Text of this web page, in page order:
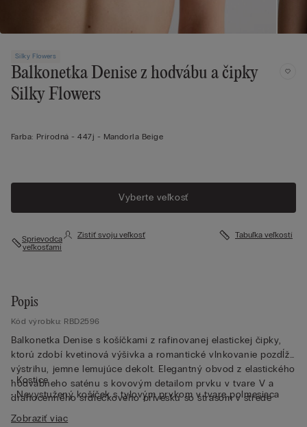
Silky Flowers
Balkonetka Denise z hodvábu a čipky
Silky Flowers
Farba: Prírodná -447j - Mandorla Beige
Vyberte veľkosť
Sprievodca
veľkosťami
Zistiť svoju veľkosť Tabuľka veľkostí
Popis
Kód výrobku: RBD2596
Balkonetka Denise s košíčkami z rafinovanej elastickej čipky,
ktorú zdobí kvetinová výšivka a romantické vlnkovanie pozdĺž
výstrihu, jemne lemujúce dekolt. Elegantný obvod z elastického
hodvábneho saténu s kovovým detailom prvku v tvare V a
drahocenného srdiečkového prívesku so štrasom v strede
košíčkov. Tento model je ideálnou voľbou pre zvýraznenie
• Kostice
• Nevystužený košíček s tylovým prvkom v tvare polmesiaca
• Ramienko potiahnuté hodvábnym saténom, nastaviteľné v
Zobraziť viac